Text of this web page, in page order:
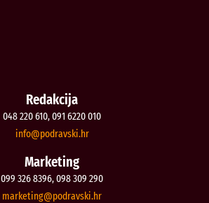
Redakcija
048 220 610, 091 6220 010
rh.iksvardop
@ofni
Marketing
099 326 8396, 098 309 290
rh.iksvardop
@gnitekram